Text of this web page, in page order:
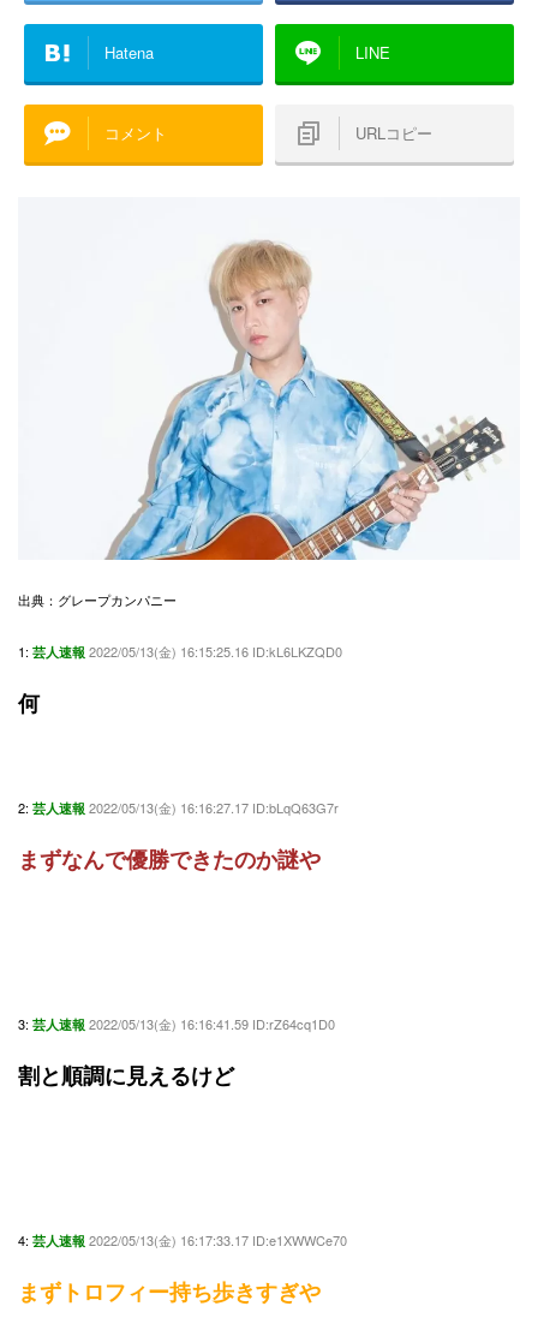
Hatena LINE
コメント URLコピー
出典：グレープカンパニー
1: 芸人速報 2022/05/13(金) 16:15:25.16 ID:kL6LKZQD0
何
2: 芸人速報 2022/05/13(金) 16:16:27.17 ID:bLqQ63G7r
まずなんで優勝できたのか謎や
3: 芸人速報 2022/05/13(金) 16:16:41.59 ID:rZ64cq1D0
割と順調に見えるけど
4: 芸人速報 2022/05/13(金) 16:17:33.17 ID:e1XWWCe70
まずトロフィー持ち歩きすぎや